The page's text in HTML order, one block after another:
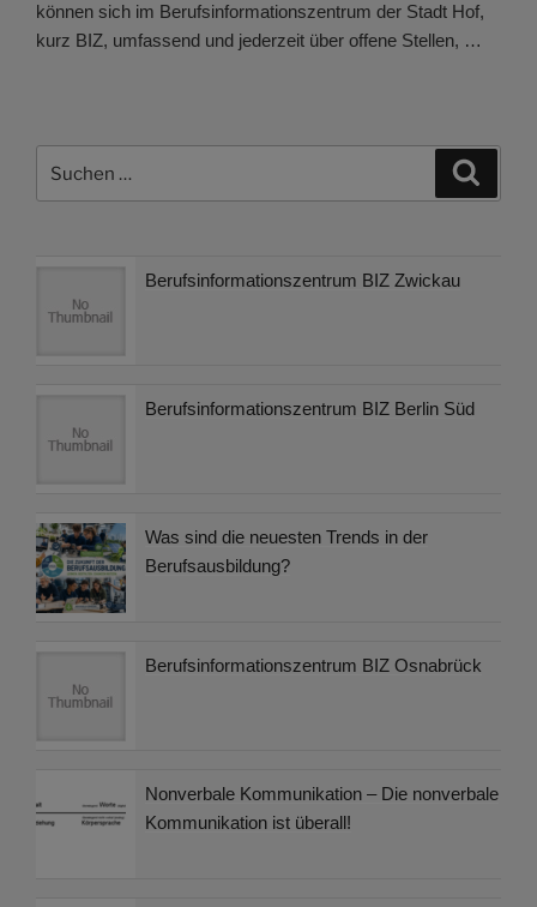
können sich im Berufsinformationszentrum der Stadt Hof,
kurz BIZ, umfassend und jederzeit über offene Stellen, …
nach:
Berufsinformationszentrum BIZ Zwickau
Berufsinformationszentrum BIZ Berlin Süd
Was sind die neuesten Trends in der
Berufsausbildung?
Berufsinformationszentrum BIZ Osnabrück
Nonverbale Kommunikation – Die nonverbale
Kommunikation ist überall!